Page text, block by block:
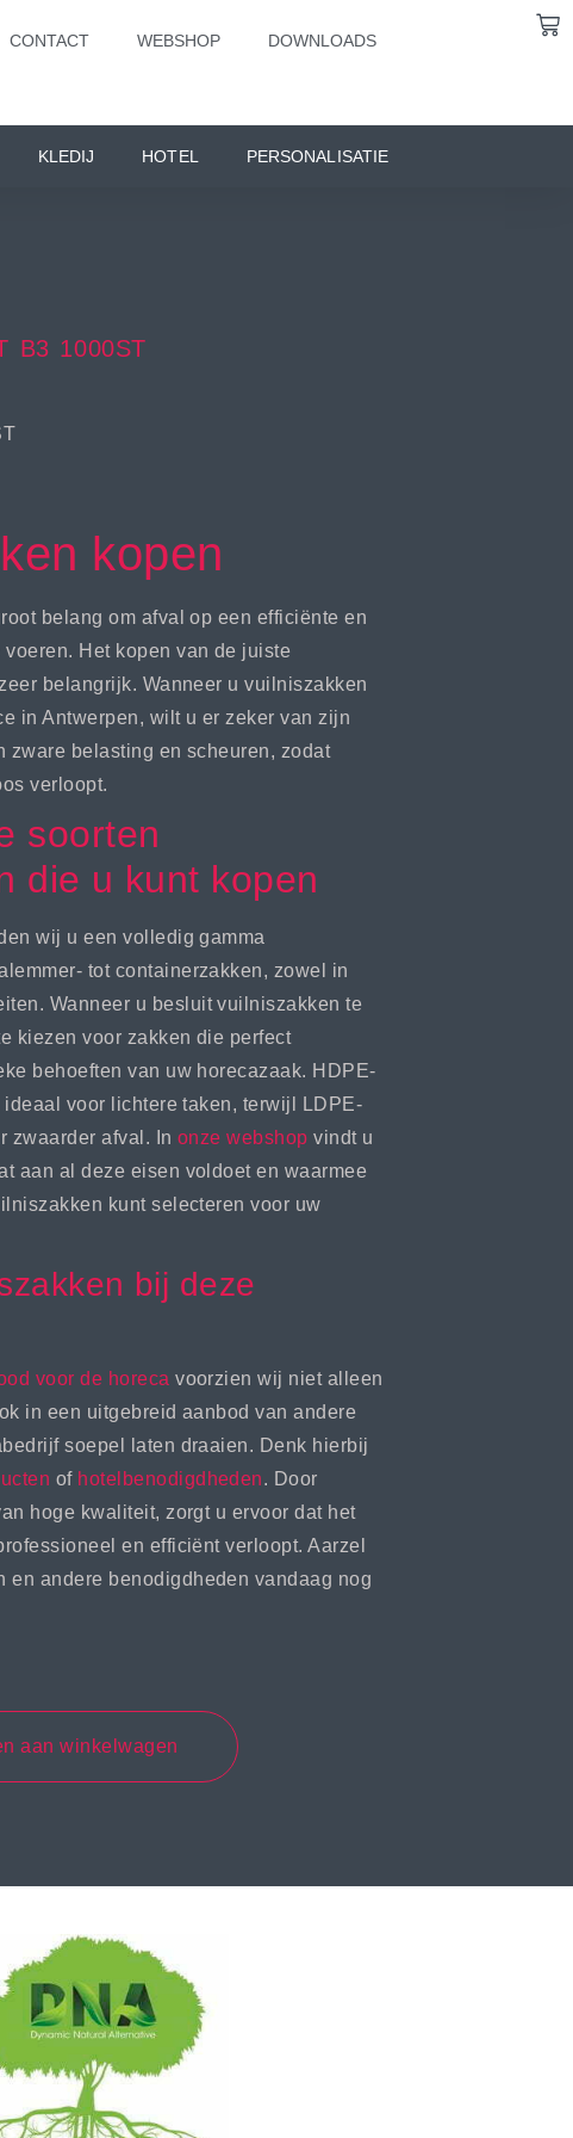
CONTACT WEBSHOP DOWNLOADS
KLEDIJ HOTEL PERSONALISATIE
B3 1000ST
kopen
belang om afval op een efficiënte en
Het kopen van de juiste
belangrijk. Wanneer u vuilniszakken
in Antwerpen, wilt u er zeker van zijn
zware belasting en scheuren, zodat
verloopt.
soorten
die u kunt kopen
wij u een volledig gamma
tot containerzakken, zowel in
Wanneer u besluit vuilniszakken te
kiezen voor zakken die perfect
behoeften van uw horecazaak. HDPE-
voor lichtere taken, terwijl LDPE-
zwaarder afval. In onze webshop vindt u
aan al deze eisen voldoet en waarmee
kunt selecteren voor uw
bij deze
voor de horeca voorzien wij niet alleen
in een uitgebreid aanbod van andere
soepel laten draaien. Denk hierbij
of hotelbenodigdheden. Door
hoge kwaliteit, zorgt u ervoor dat het
en efficiënt verloopt. Aarzel
en andere benodigdheden vandaag nog
aan winkelwagen